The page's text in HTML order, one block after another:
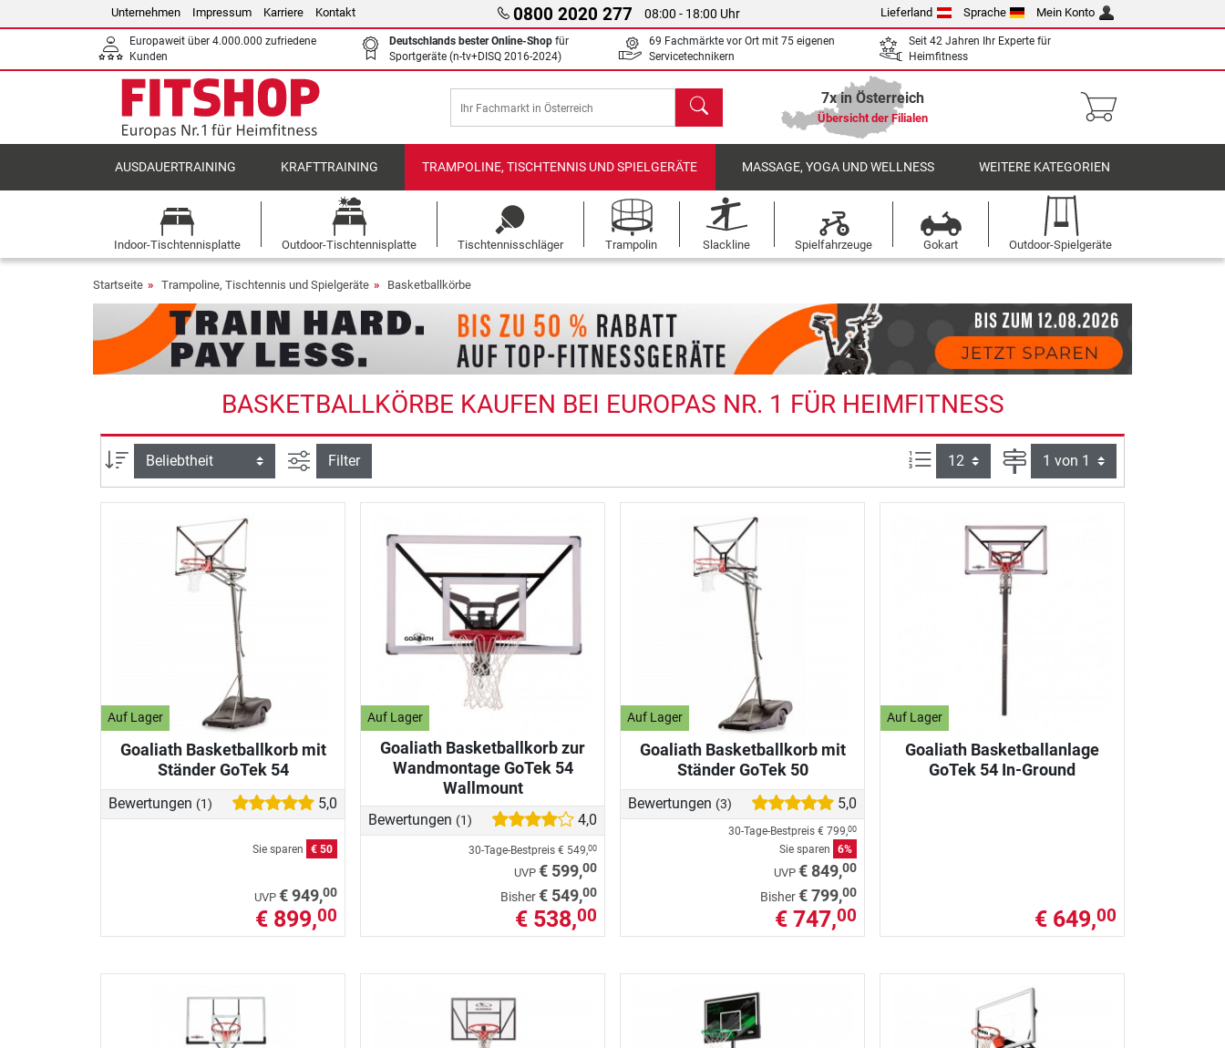
Unternehmen Impressum Karriere Kontakt 0800 2020 277 08:00 - 18:00 Uhr Lieferland Sprache Mein Konto
Europaweit über 4.000.000 zufriedene
Kunden
Deutschlands bester Online-Shop für
Sportgeräte (n-tv+DISQ 2016-2024)
69 Fachmärkte vor Ort mit 75 eigenen
Servicetechnikern
Seit 42 Jahren Ihr Experte für
Heimfitness
Suchen 7x in Österreich
Übersicht der Filialen
AUSDAUERTRAINING KRAFTTRAINING TRAMPOLINE, TISCHTENNIS UND SPIELGERÄTE MASSAGE, YOGA UND WELLNESS WEITERE KATEGORIEN
Indoor-Tischtennisplatte Outdoor-Tischtennisplatte Tischtennisschläger Trampolin Slackline Spielfahrzeuge Gokart Outdoor-Spielgeräte
Startseite Trampoline, Tischtennis und Spielgeräte Basketballkörbe
BASKETBALLKÖRBE KAUFEN BEI EUROPAS NR. 1 FÜR HEIMFITNESS
Sortierung Ansicht filtern
Filter Artikel pro Seite: Seite
Auf Lager
Goaliath Basketballkorb mit
Ständer GoTek 54
Bewertungen (1) 5,0
Sie sparen € 50
UVP € 949,00
€ 899,00
Auf Lager
Goaliath Basketballkorb zur
Wandmontage GoTek 54
Wallmount
Bewertungen (1) 4,0
30-Tage-Bestpreis € 549,00
UVP € 599,00
Bisher€ 549,00
€ 538,00
Auf Lager
Goaliath Basketballkorb mit
Ständer GoTek 50
Bewertungen (3) 5,0
30-Tage-Bestpreis € 799,00
Sie sparen 6%
UVP € 849,00
Bisher€ 799,00
€ 747,00
Auf Lager
Goaliath Basketballanlage
GoTek 54 In-Ground
€ 649,00